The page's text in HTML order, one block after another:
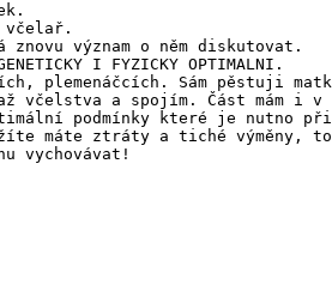
význam o něm diskutovat.
I FYZICKY OPTIMALNI.
plemenáčcích. Sám pěstuji
včelstva a spojím. Část mám i v
podmínky které je nutno při
máte ztráty a tiché výměny, to
vychovávat!